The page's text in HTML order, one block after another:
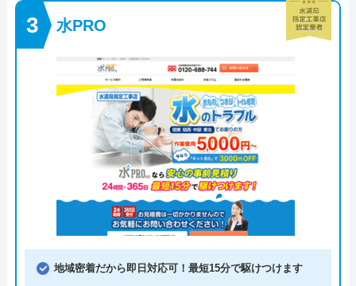
水PRO
地域密着だから即日対応可！最短15分で駆けつけます